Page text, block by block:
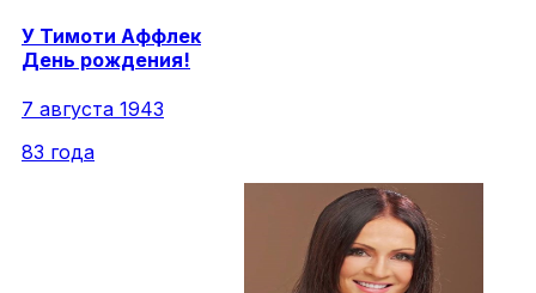
У Тимоти Аффлек
День рождения!
7 августа 1943
83 года